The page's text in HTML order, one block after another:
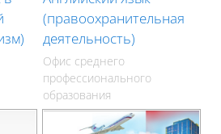
(правоохранительная
деятельность)
Офис среднего
профессионального
образования